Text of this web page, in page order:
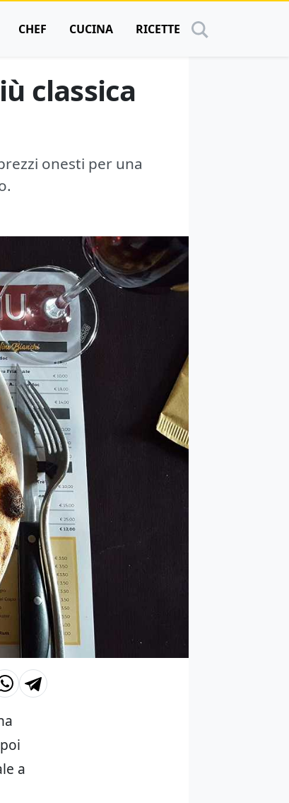
CHEF CUCINA RICETTE
classica
onesti per una
a